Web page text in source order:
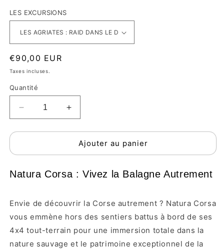
LES EXCURSIONS
€90,00 EUR
Taxes incluses.
Quantité
Ajouter au panier
Natura Corsa : Vivez la Balagne Autrement
Envie de découvrir la Corse autrement ? Natura Corsa
vous emmène hors des sentiers battus à bord de ses
4x4 tout-terrain pour une immersion totale dans la
nature sauvage et le patrimoine exceptionnel de la